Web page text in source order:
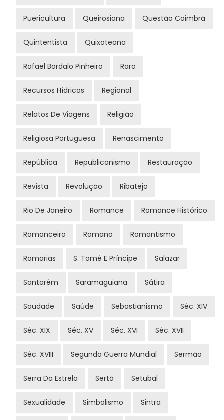
Puericultura Queirosiana Questão Coimbrã
Quintentista Quixoteana
Rafael Bordalo Pinheiro Raro
Recursos Hídricos Regional
Relatos De Viagens Religião
Religiosa Portuguesa Renascimento
República Republicanismo Restauração
Revista Revolução Ribatejo
Rio De Janeiro Romance Romance Histórico
Romanceiro Romano Romantismo
Romarias S. Tomé E Príncipe Salazar
Santarém Saramaguiana Sátira
Saudade Saúde Sebastianismo Séc. XIV
Séc. XIX Séc. XV Séc. XVI Séc. XVII
Séc. XVIII Segunda Guerra Mundial Sermão
Serra Da Estrela Sertã Setubal
Sexualidade Simbolismo Sintra